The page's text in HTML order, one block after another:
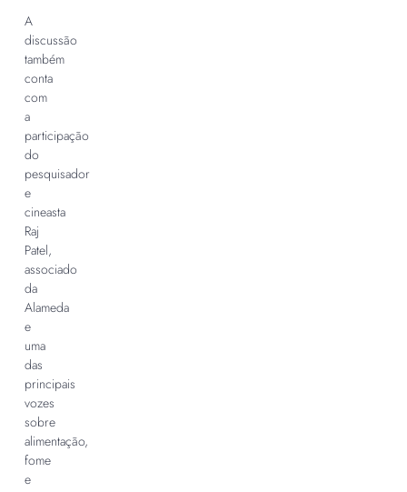
A
discussão
também
conta
com
a
participação
do
pesquisador
e
cineasta
Raj
Patel,
associado
da
Alameda
e
uma
das
principais
vozes
sobre
alimentação,
fome
e